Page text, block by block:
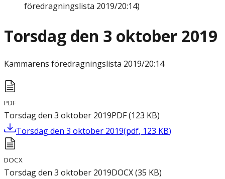
föredragningslista 2019/20:14)
Torsdag den 3 oktober 2019
Kammarens föredragningslista 2019/20:14
PDF
Torsdag den 3 oktober 2019PDF(123 KB)
Torsdag den 3 oktober 2019(pdf, 123 KB)
DOCX
Torsdag den 3 oktober 2019DOCX(35 KB)